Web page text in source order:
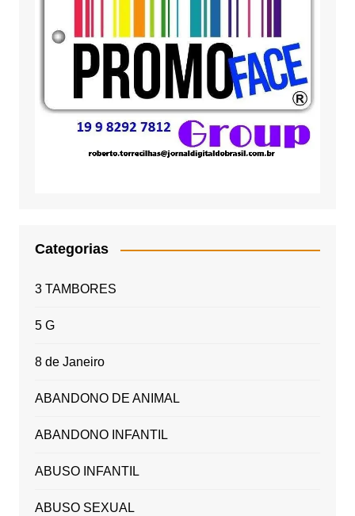
Categorias
3 TAMBORES
5 G
8 de Janeiro
ABANDONO DE ANIMAL
ABANDONO INFANTIL
ABUSO INFANTIL
ABUSO SEXUAL